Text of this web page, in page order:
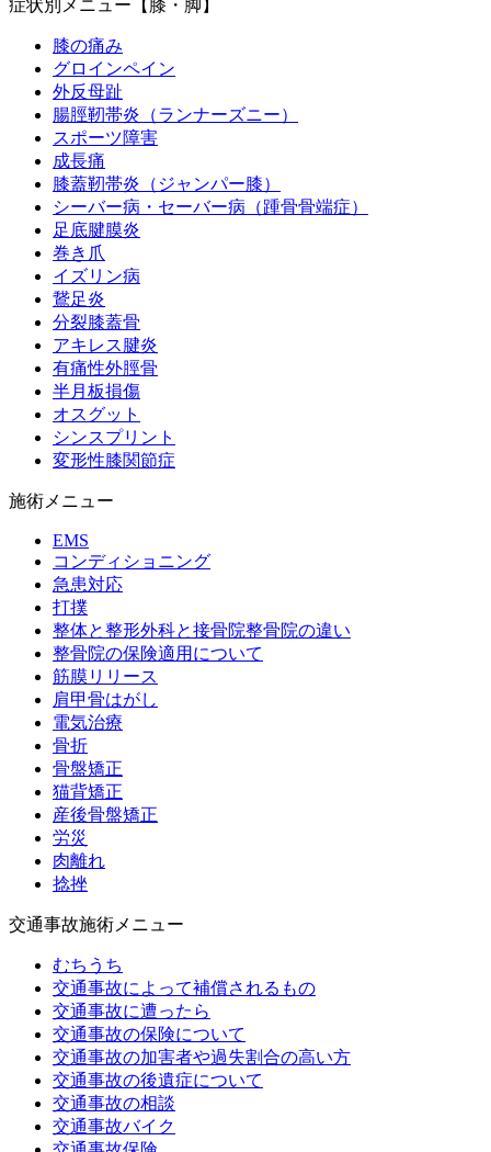
症状別メニュー【膝・脚】
膝の痛み
グロインペイン
外反母趾
腸脛靭帯炎（ランナーズニー）
スポーツ障害
成長痛
膝蓋靭帯炎（ジャンパー膝）
シーバー病・セーバー病（踵骨骨端症）
足底腱膜炎
巻き爪
イズリン病
鵞足炎
分裂膝蓋骨
アキレス腱炎
有痛性外脛骨
半月板損傷
オスグット
シンスプリント
変形性膝関節症
施術メニュー
EMS
コンディショニング
急患対応
打撲
整体と整形外科と接骨院整骨院の違い
整骨院の保険適用について
筋膜リリース
肩甲骨はがし
電気治療
骨折
骨盤矯正
猫背矯正
産後骨盤矯正
労災
肉離れ
捻挫
交通事故施術メニュー
むちうち
交通事故によって補償されるもの
交通事故に遭ったら
交通事故の保険について
交通事故の加害者や過失割合の高い方
交通事故の後遺症について
交通事故の相談
交通事故バイク